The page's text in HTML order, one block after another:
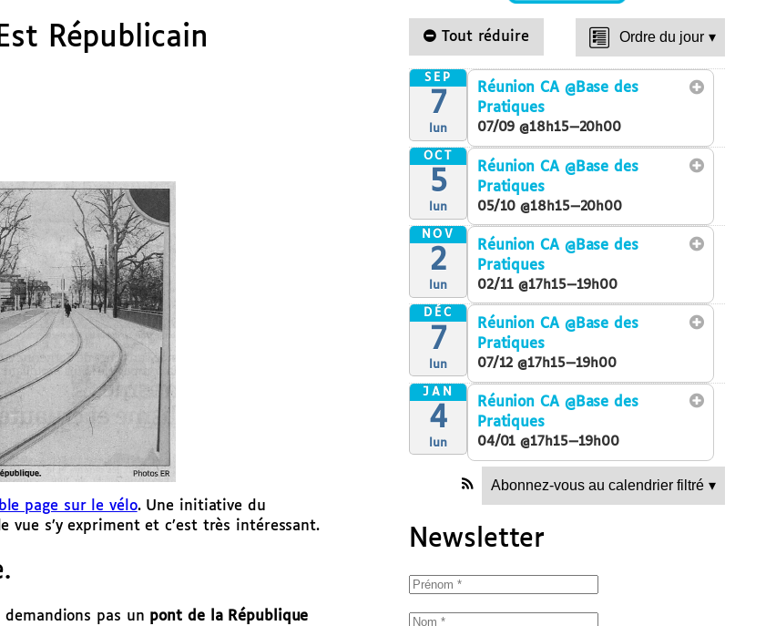
Républicain
page sur le vélo. Une initiative du
vue s’y expriment et c’est très intéressant.
pas un pont de la République
Tout réduire Ordre du jour ▾
SEP
7
lun
Réunion CA @Base des
Pratiques
07/09 @18h15—20h00
OCT
5
lun
Réunion CA @Base des
Pratiques
05/10 @18h15—20h00
NOV
2
lun
Réunion CA @Base des
Pratiques
02/11 @17h15—19h00
DÉC
7
lun
Réunion CA @Base des
Pratiques
07/12 @17h15—19h00
JAN
4
lun
Réunion CA @Base des
Pratiques
04/01 @17h15—19h00
Abonnez-vous au calendrier filtré ▾
Newsletter